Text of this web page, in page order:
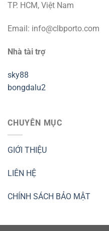
TP. HCM, Việt Nam
Email: info@clbporto.com
Nhà tài trợ
sky88
bongdalu2
CHUYÊN MỤC
GIỚI THIỆU
LIÊN HỆ
CHÍNH SÁCH BẢO MẬT